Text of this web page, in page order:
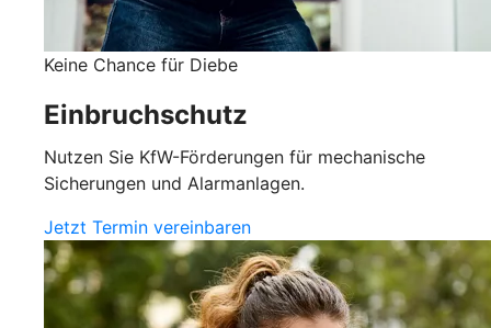
Keine Chance für Diebe
Einbruchschutz
Nutzen Sie KfW-Förderungen für mechanische
Sicherungen und Alarmanlagen.
Jetzt Termin vereinbaren